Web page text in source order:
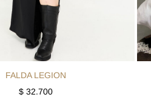
FALDA LEGION
$ 32.700